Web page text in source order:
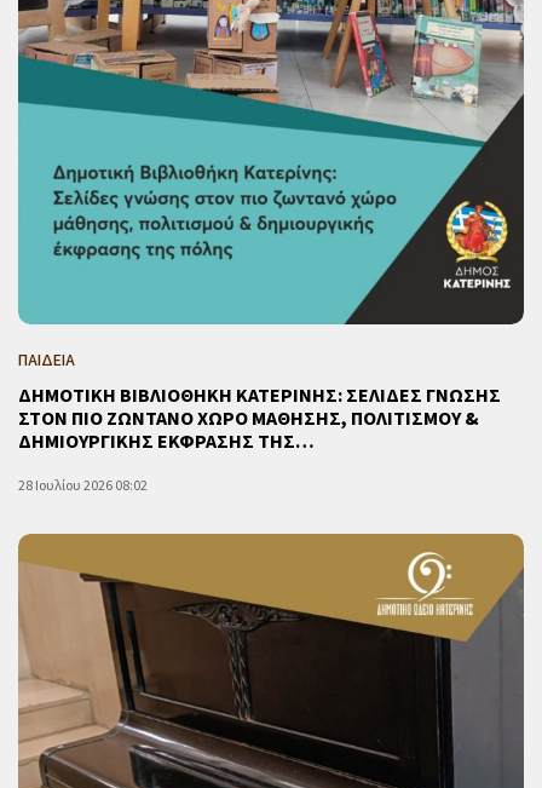
ΠΑΙΔΕΙΑ
ΔΗΜΟΤΙΚΗ ΒΙΒΛΙΟΘΗΚΗ ΚΑΤΕΡΙΝΗΣ: ΣΕΛΙΔΕΣ ΓΝΩΣΗΣ
ΣΤΟΝ ΠΙΟ ΖΩΝΤΑΝΟ ΧΩΡΟ ΜΑΘΗΣΗΣ, ΠΟΛΙΤΙΣΜΟΥ &
ΔΗΜΙΟΥΡΓΙΚΗΣ ΕΚΦΡΑΣΗΣ ΤΗΣ…
28 Ιουλίου 2026 08:02